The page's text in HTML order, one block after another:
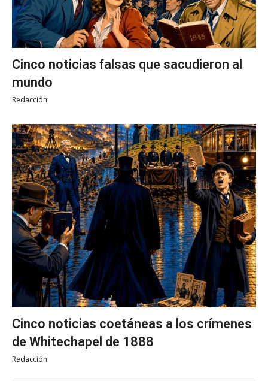
Cinco noticias falsas que sacudieron al
mundo
Redacción
Cinco noticias coetáneas a los crímenes
de Whitechapel de 1888
Redacción